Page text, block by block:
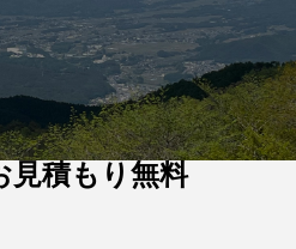
見積もり無料